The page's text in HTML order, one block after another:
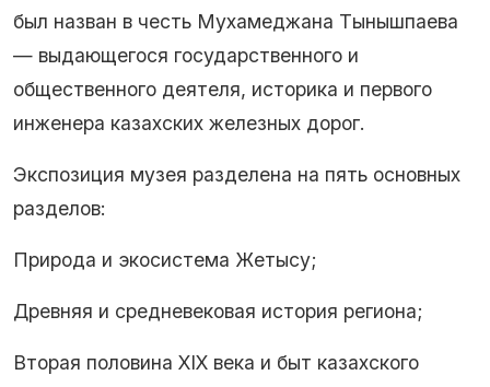
был назван в честь Мухамеджана Тынышпаева
— выдающегося государственного и
общественного деятеля, историка и первого
инженера казахских железных дорог.
Экспозиция музея разделена на пять основных
разделов:
Природа и экосистема Жетысу;
Древняя и средневековая история региона;
Вторая половина XIX века и быт казахского